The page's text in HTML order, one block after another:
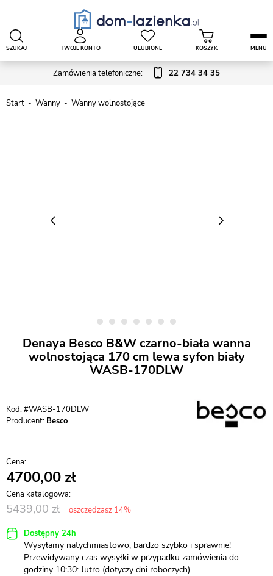
Zamówienia telefoniczne: 22 734 34 35
SZUKAJ TWOJE KONTO ULUBIONE KOSZYK MENU
Start Wanny Wanny wolnostojące
Denaya Besco B&W czarno-biała wanna
wolnostojąca 170 cm lewa syfon biały
WASB-170DLW
#WASB-170DLW
Producent: Besco
4700,00
5439,00 oszczędzasz 14%
Dostępny 24h
Wysyłamy natychmiastowo, bardzo szybko i sprawnie!
Przewidywany czas wysyłki w przypadku zamówienia do
godziny 10:30: Jutro (dotyczy dni roboczych)